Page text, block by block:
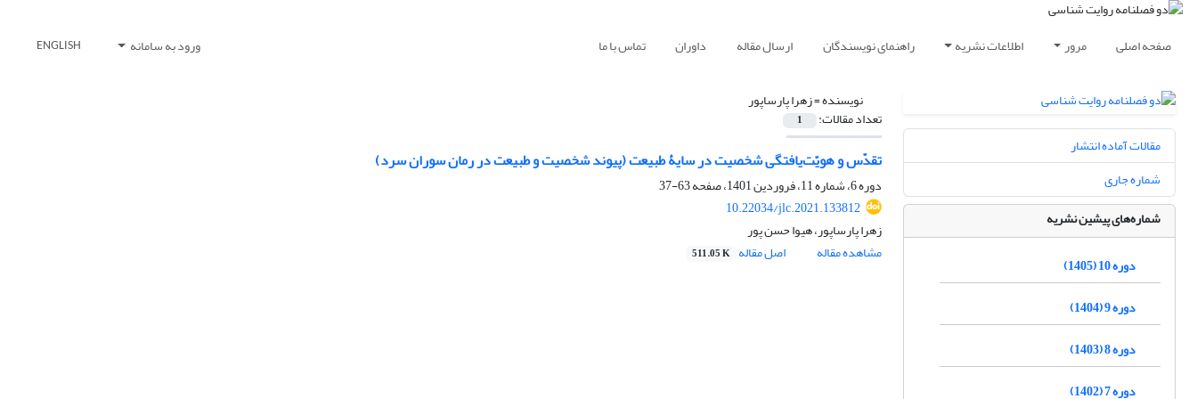
صفحه اصلی مرور اطلاعات نشریه راهنمای نویسندگان ارسال مقاله داوران تماس با ما ورود به سامانه ENGLISH
نویسنده =زهرا پارساپور
تعداد مقالات: 1
تقدّس و هویّت‌یافتگی شخصیت در سایۀ طبیعت (پیوند شخصیت و طبیعت در رمان سوران سرد)
دوره 6، شماره 11، فروردین 1401، صفحه
63-37
10.22034/jlc.2021.133812
زهرا پارساپور، هیوا حسن پور
مشاهده مقاله
اصل مقاله 511.05 K
مقالات آماده انتشار
شماره جاری
شماره‌های پیشین نشریه
دوره 10 (1405)
دوره 9 (1404)
دوره 8 (1403)
دوره 7 (1402)